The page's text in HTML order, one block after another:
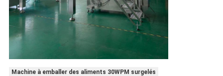
Machine à emballer des aliments 30WPM surgelés